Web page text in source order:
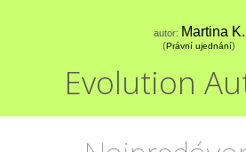
autor: Martina K.
(Právní ujednání)
Evolution